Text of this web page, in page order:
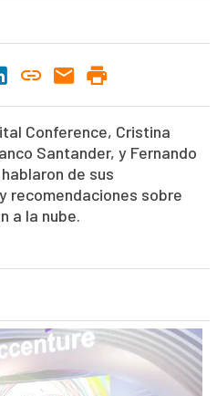
Conference, Cristina
Santander, y Fernando
de sus
recomendaciones sobre
a la nube.